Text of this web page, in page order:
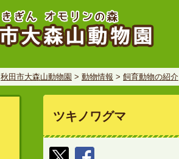
秋田市大森山動物園 > 動物情報 > 飼育動物の紹介
ツキノワグマ